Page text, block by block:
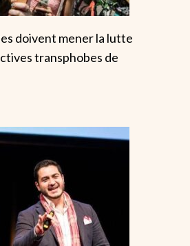
doivent mener la lutte
transphobes de